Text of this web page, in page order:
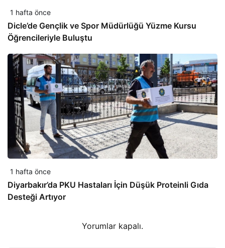
1 hafta önce
Dicle’de Gençlik ve Spor Müdürlüğü Yüzme Kursu
Öğrencileriyle Buluştu
1 hafta önce
Diyarbakır’da PKU Hastaları İçin Düşük Proteinli Gıda
Desteği Artıyor
Yorumlar kapalı.